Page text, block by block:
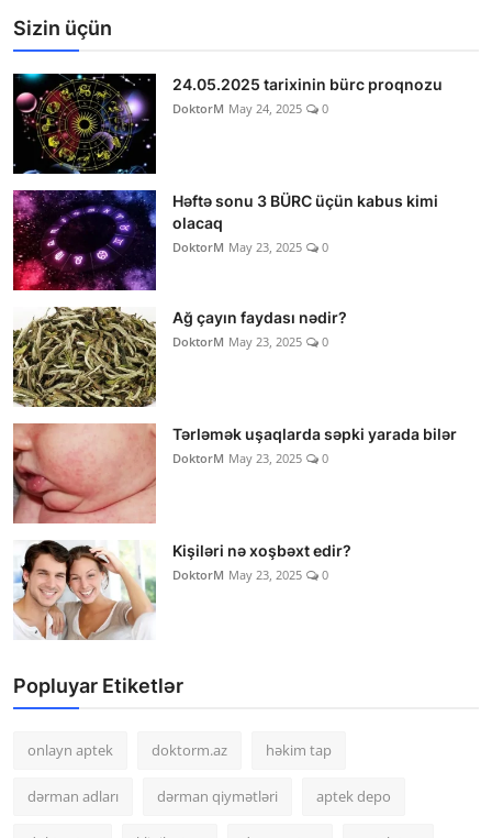
Sizin üçün
24.05.2025 tarixinin bürc proqnozu
DoktorM May 24, 2025 0
Həftə sonu 3 BÜRC üçün kabus kimi
olacaq
DoktorM May 23, 2025 0
Ağ çayın faydası nədir?
DoktorM May 23, 2025 0
Tərləmək uşaqlarda səpki yarada bilər
DoktorM May 23, 2025 0
Kişiləri nə xoşbəxt edir?
DoktorM May 23, 2025 0
Popluyar Etiketlər
onlayn aptek doktorm.az həkim tap
dərman adları dərman qiymətləri aptek depo